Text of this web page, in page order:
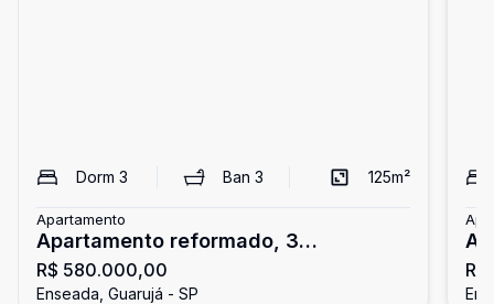
Dorm 3 Ban3 125m²
Apartamento
Apartamento reformado, 3
dormitórios, Enseada, Guarujá
R$ 580.000,00
Enseada, Guarujá - SP